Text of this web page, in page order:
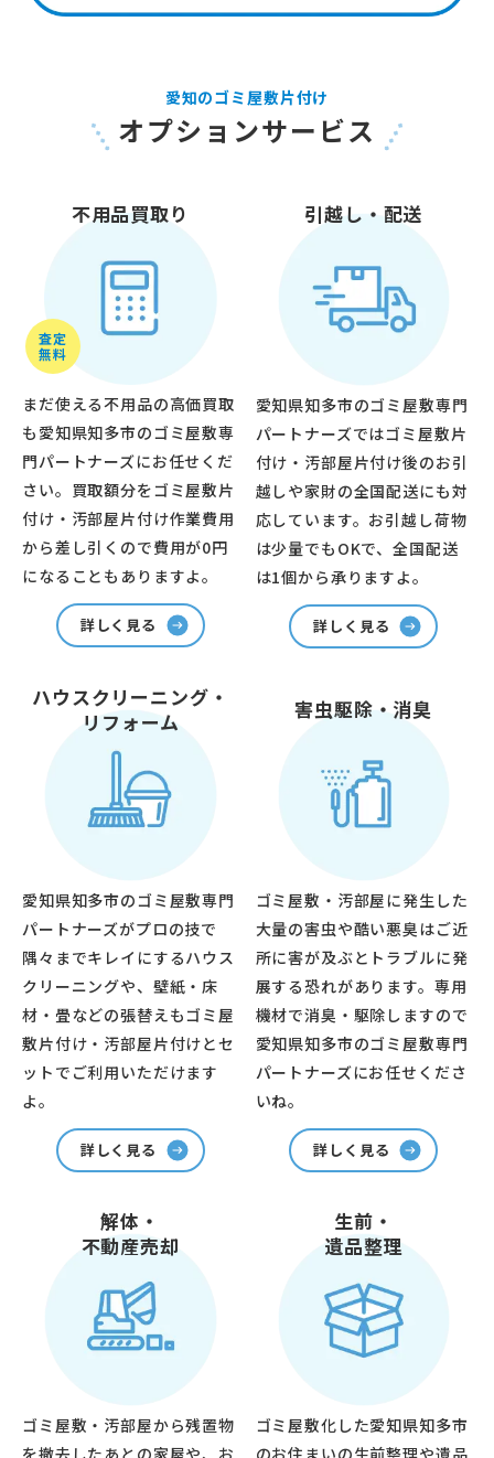
愛知のゴミ屋敷片付け
オプションサービス
不用品買取り
査定
無料
まだ使える不用品の高価買取
も愛知県知多市のゴミ屋敷専
門パートナーズにお任せくだ
さい。買取額分をゴミ屋敷片
付け・汚部屋片付け作業費用
から差し引くので費用が0円
になることもありますよ。
詳しく見る
引越し・配送
愛知県知多市のゴミ屋敷専門
パートナーズではゴミ屋敷片
付け・汚部屋片付け後のお引
越しや家財の全国配送にも対
応しています。お引越し荷物
は少量でもOKで、全国配送
は1個から承りますよ。
詳しく見る
ハウスクリーニング・
リフォーム
愛知県知多市のゴミ屋敷専門
パートナーズがプロの技で
隅々までキレイにするハウス
クリーニングや、壁紙・床
材・畳などの張替えもゴミ屋
敷片付け・汚部屋片付けとセ
ットでご利用いただけます
よ。
詳しく見る
害虫駆除・消臭
ゴミ屋敷・汚部屋に発生した
大量の害虫や酷い悪臭はご近
所に害が及ぶとトラブルに発
展する恐れがあります。専用
機材で消臭・駆除しますので
愛知県知多市のゴミ屋敷専門
パートナーズにお任せくださ
いね。
詳しく見る
解体・
不動産売却
ゴミ屋敷・汚部屋から残置物
を撤去したあとの家屋や、お
生前・
遺品整理
ゴミ屋敷化した愛知県知多市
のお住まいの生前整理や遺品